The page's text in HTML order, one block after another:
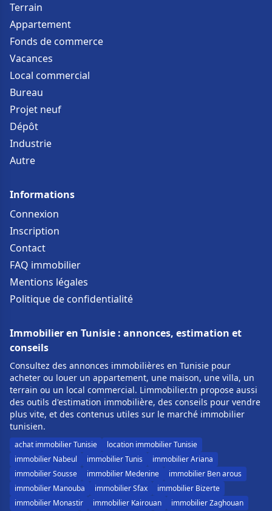
Terrain
Appartement
Fonds de commerce
Vacances
Local commercial
Bureau
Projet neuf
Dépôt
Industrie
Autre
Informations
Connexion
Inscription
Contact
FAQ immobilier
Mentions légales
Politique de confidentialité
Immobilier en Tunisie : annonces, estimation et
conseils
Consultez des annonces immobilières en Tunisie pour
acheter ou louer un appartement, une maison, une villa, un
terrain ou un local commercial. Limmobilier.tn propose aussi
des outils d'estimation immobilière, des conseils pour vendre
plus vite, et des contenus utiles sur le marché immobilier
tunisien.
achat immobilier Tunisie
location immobilier Tunisie
immobilier Nabeul
immobilier Tunis
immobilier Ariana
immobilier Sousse
immobilier Medenine
immobilier Ben arous
immobilier Manouba
immobilier Sfax
immobilier Bizerte
immobilier Monastir
immobilier Kairouan immobilier Zaghouan